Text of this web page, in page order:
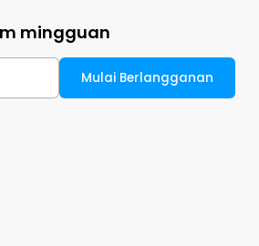
mingguan
Mulai Berlangganan